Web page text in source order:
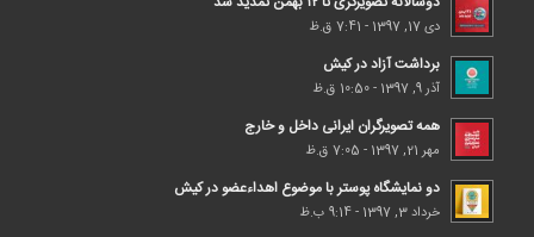
دی 17, 1397 - 7:41 ق.ظ
برداشت آزاد در کیش
آذر 9, 1397 - 10:50 ق.ظ
همه تصویرگران ایرانی داخل و خارج
مهر 21, 1397 - 7:05 ق.ظ
دو نمایشگاه پوستر با موضوع اهداء‌عضو در کیش
خرداد 3, 1397 - 9:14 ب.ظ